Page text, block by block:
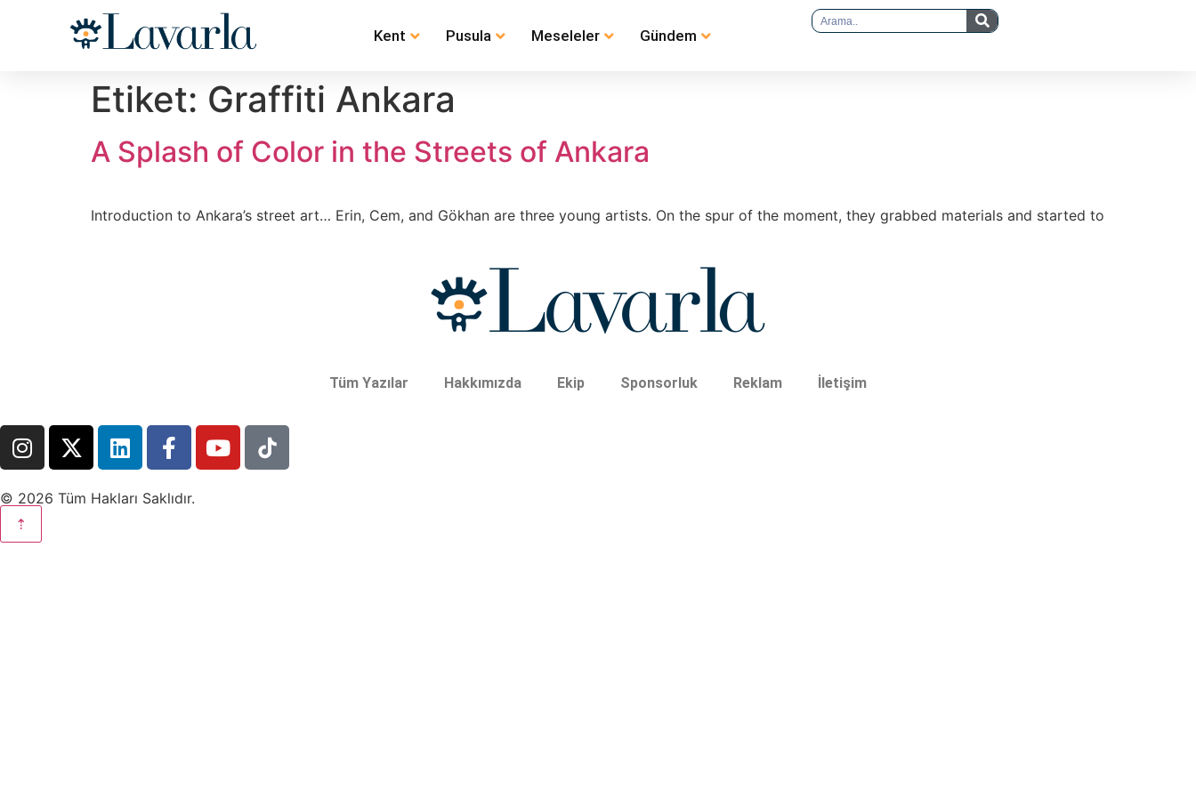
Kent Pusula Meseleler Gündem
Etiket: Graffiti Ankara
A Splash of Color in the Streets of Ankara
Introduction to Ankara’s street art… Erin, Cem, and Gökhan are three young artists. On the spur of the moment, they grabbed materials and started to
Tüm Yazılar Hakkımızda Ekip Sponsorluk Reklam İletişim
© 2026 Tüm Hakları Saklıdır.
⇡